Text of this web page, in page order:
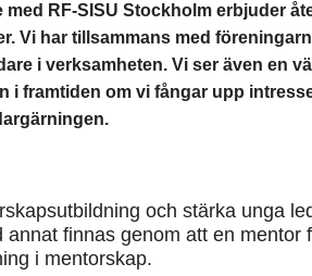
RF-SISU Stockholm erbjuder
Vi har tillsammans med
i verksamheten. Vi ser även en
i framtiden om vi fångar upp
och stärka unga
finnas genom att en mentor
i mentorskap.